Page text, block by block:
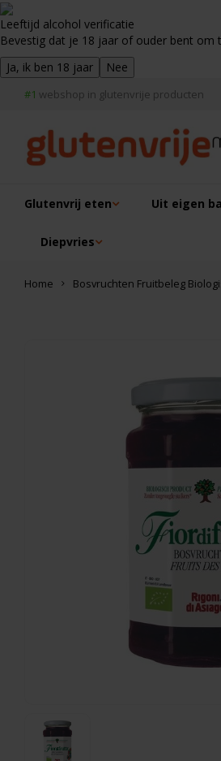
Leeftijd alcohol verificatie
Bevestig dat je 18 jaar of ouder bent
Ja, ik ben 18 jaar
Nee
#1 webshop in glutenvrije producten
Glutenvrij eten Uit eigen
Diepvries
Home Bosvruchten Fruitbeleg
Meesterbakker Brood